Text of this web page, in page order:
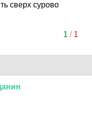
сверх сурово
1 / 1